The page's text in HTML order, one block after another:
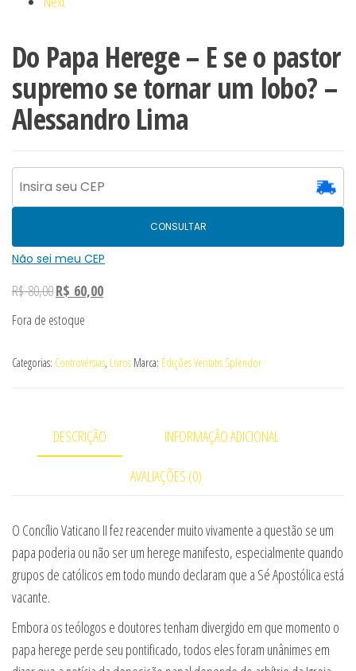
Do Papa Herege – E se o pastor
supremo se tornar um lobo? –
Alessandro Lima
CONSULTAR
Não sei meu CEP
R$80,00O
preço
original
era:
R$ 60,00O
é:
Fora de estoque
Categorias: Controvérsias, Livros Marca: Edições Veritatis Splendor
DESCRIÇÃO INFORMAÇÃO ADICIONAL
AVALIAÇÕES (0)
O Concílio Vaticano II fez reacender muito vivamente a questão se um
papa poderia ou não ser um herege manifesto, especialmente quando
grupos de católicos em todo mundo declaram que a Sé Apostólica está
vacante.
Embora os teólogos e doutores tenham divergido em que momento o
papa herege perde seu pontificado, todos eles foram unânimes em